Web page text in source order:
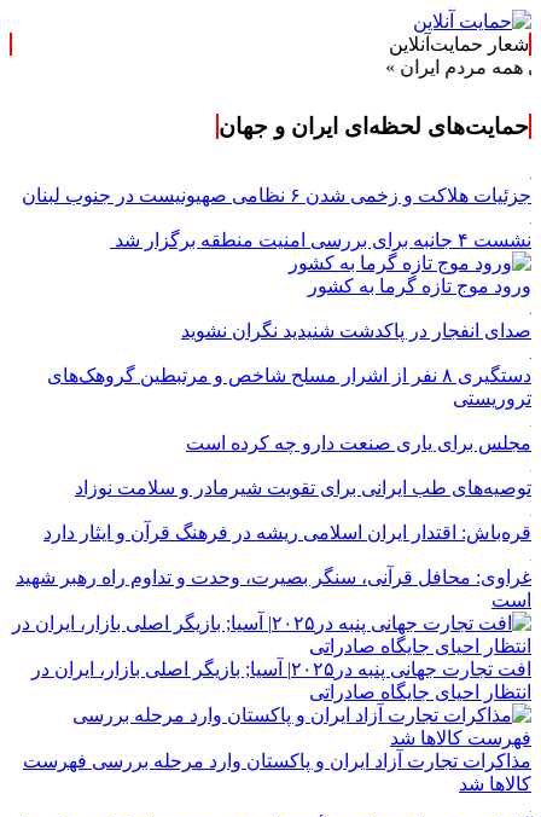
شعار حمایت‌آنلاین
ایران »
حمایت‌های لحظه‌ای ایران و جهان
جزئیات هلاکت و زخمی شدن ۶ نظامی صهیونیست در جنوب لبنان
نشست ۴ جانبه برای بررسی امنیت منطقه برگزار شد
ورود موج تازه گرما به کشور
صدای انفجار در پاکدشت شنیدید نگران نشوید
دستگیری ۸ نفر از اشرار مسلح شاخص و مرتبطین گروهک‌های
تروریستی
مجلس برای یاری صنعت دارو چه کرده است
توصیه‌های طب ایرانی برای تقویت شیرمادر و سلامت نوزاد
قره‌باش: اقتدار ایران اسلامی ریشه در فرهنگ قرآن و ایثار دارد
غراوی: محافل قرآنی، سنگر بصیرت، وحدت و تداوم راه رهبر شهید
است
افت تجارت جهانی پنبه در۲۰۲۵| آسیا; بازیگر اصلی بازار، ایران در
انتظار احیای جایگاه صادراتی
مذاکرات تجارت آزاد ایران و پاکستان وارد مرحله بررسی فهرست
کالاها شد